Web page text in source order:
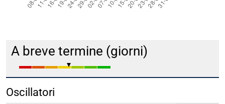
A breve termine (giorni)
Oscillatori